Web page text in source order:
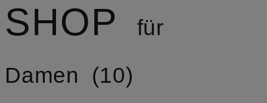
SHOP
für
Damen
10